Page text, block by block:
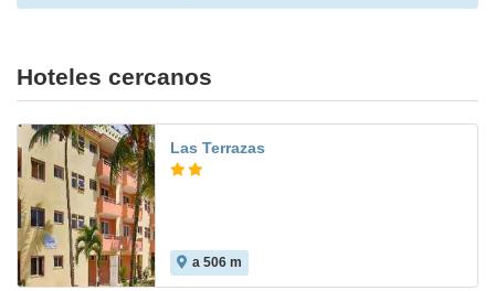
Hoteles cercanos
Las Terrazas
a 506 m